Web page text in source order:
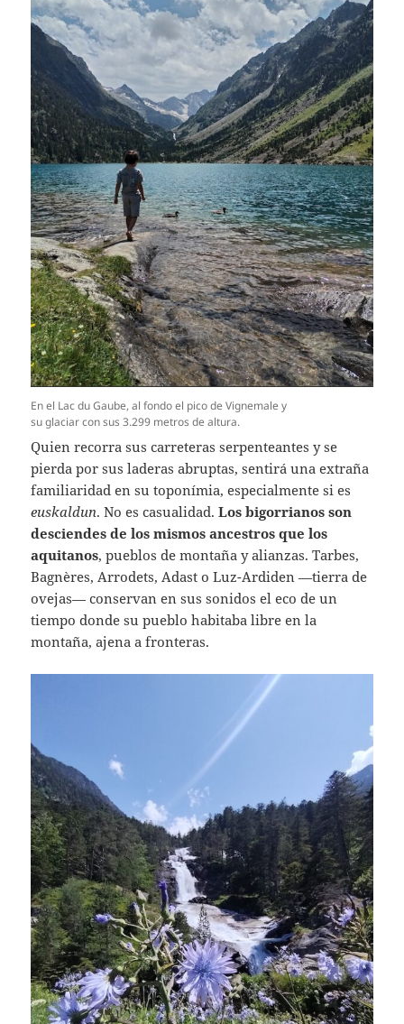
En el Lac du Gaube, al fondo el pico de Vignemale y
su glaciar con sus 3.299 metros de altura.
Quien recorra sus carreteras serpenteantes y se
pierda por sus laderas abruptas, sentirá una extraña
familiaridad en su toponímia, especialmente si es
euskaldun. No es casualidad.Los bigorrianos son
desciendes de los mismos ancestros que los
aquitanos, pueblos de montaña y alianzas. Tarbes,
Bagnères, Arrodets, Adast o Luz-Ardiden —tierra de
ovejas— conservan en sus sonidos el eco de un
tiempo donde su pueblo habitaba libre en la
montaña, ajena a fronteras.